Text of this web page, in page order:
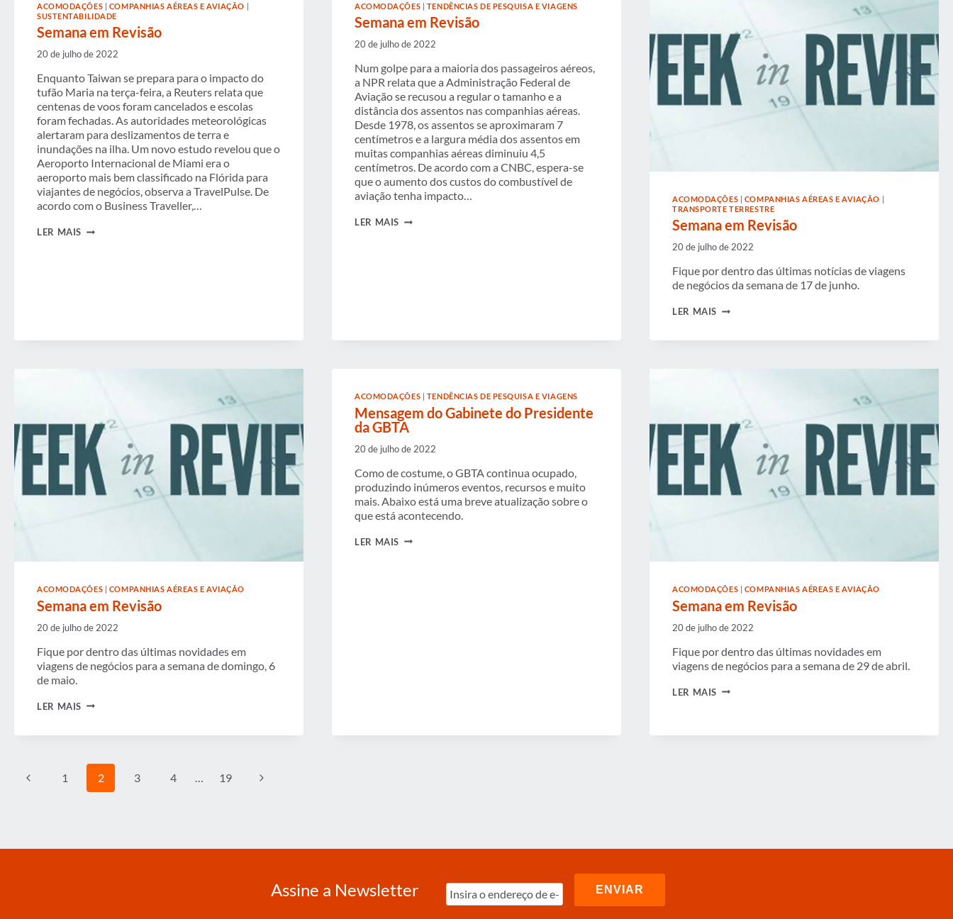
ACOMODAÇÕES | COMPANHIAS AÉREAS E AVIAÇÃO |
SUSTENTABILIDADE
Semana em Revisão
20 de julho de 2022
Enquanto Taiwan se prepara para o impacto do
tufão Maria na terça-feira, a Reuters relata que
centenas de voos foram cancelados e escolas
foram fechadas. As autoridades meteorológicas
alertaram para deslizamentos de terra e
inundações na ilha. Um novo estudo revelou que o
Aeroporto Internacional de Miami era o
aeroporto mais bem classificado na Flórida para
viajantes de negócios, observa a TravelPulse. De
acordo com o Business Traveller,…
LER MAIS SEMANA
ACOMODAÇÕES | TENDÊNCIAS DE PESQUISA E VIAGENS
Semana em Revisão
20 de julho de 2022
Num golpe para a maioria dos passageiros aéreos,
a NPR relata que a Administração Federal de
Aviação se recusou a regular o tamanho e a
distância dos assentos nas companhias aéreas.
Desde 1978, os assentos se aproximaram 7
centímetros e a largura média dos assentos em
muitas companhias aéreas diminuiu 4,5
centímetros. De acordo com a CNBC, espera-se
que o aumento dos custos do combustível de
aviação tenha impacto…
LER MAIS SEMANA
ACOMODAÇÕES | COMPANHIAS AÉREAS E AVIAÇÃO |
TRANSPORTE TERRESTRE
Semana em Revisão
20 de julho de 2022
Fique por dentro das últimas notícias de viagens
de negócios da semana de 17 de junho.
LER MAIS SEMANA
ACOMODAÇÕES COMPANHIAS AÉREAS E AVIAÇÃO
Semana em Revisão
20 de julho de 2022
Fique por dentro das últimas novidades em
viagens de negócios para a semana de domingo, 6
de maio.
LER MAIS SEMANA
ACOMODAÇÕES TENDÊNCIAS DE PESQUISA E VIAGENS
Mensagem do Gabinete do Presidente
da GBTA
20 de julho de 2022
Como de costume, o GBTA continua ocupado,
produzindo inúmeros eventos, recursos e muito
mais. Abaixo está uma breve atualização sobre o
que está acontecendo.
LER MAIS MENSAGEM
ACOMODAÇÕES COMPANHIAS AÉREAS E AVIAÇÃO
Semana em Revisão
20 de julho de 2022
Fique por dentro das últimas novidades em
viagens de negócios para a semana de 29 de abril.
LER MAIS SEMANA
Navegação
Página
1 2 3 4 19
Página
Assine a Newsletter